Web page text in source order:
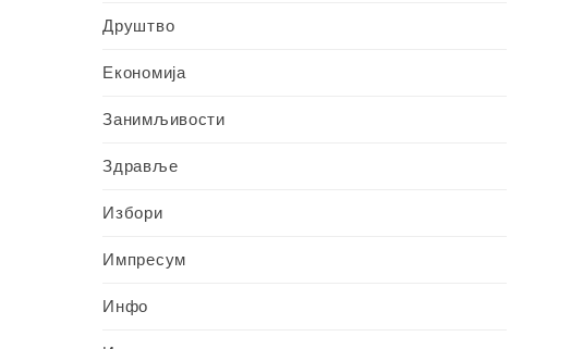
Друштво
Економија
Занимљивости
Здравље
Избори
Импресум
Инфо